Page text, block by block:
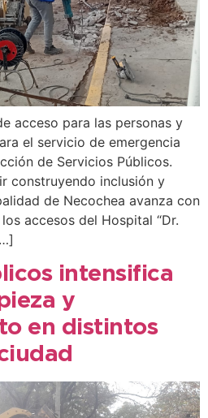
acceso para las personas y
el servicio de emergencia
de Servicios Públicos.
construyendo inclusión y
de Necochea avanza con
accesos del Hospital “Dr.
intensifica
y
en distintos